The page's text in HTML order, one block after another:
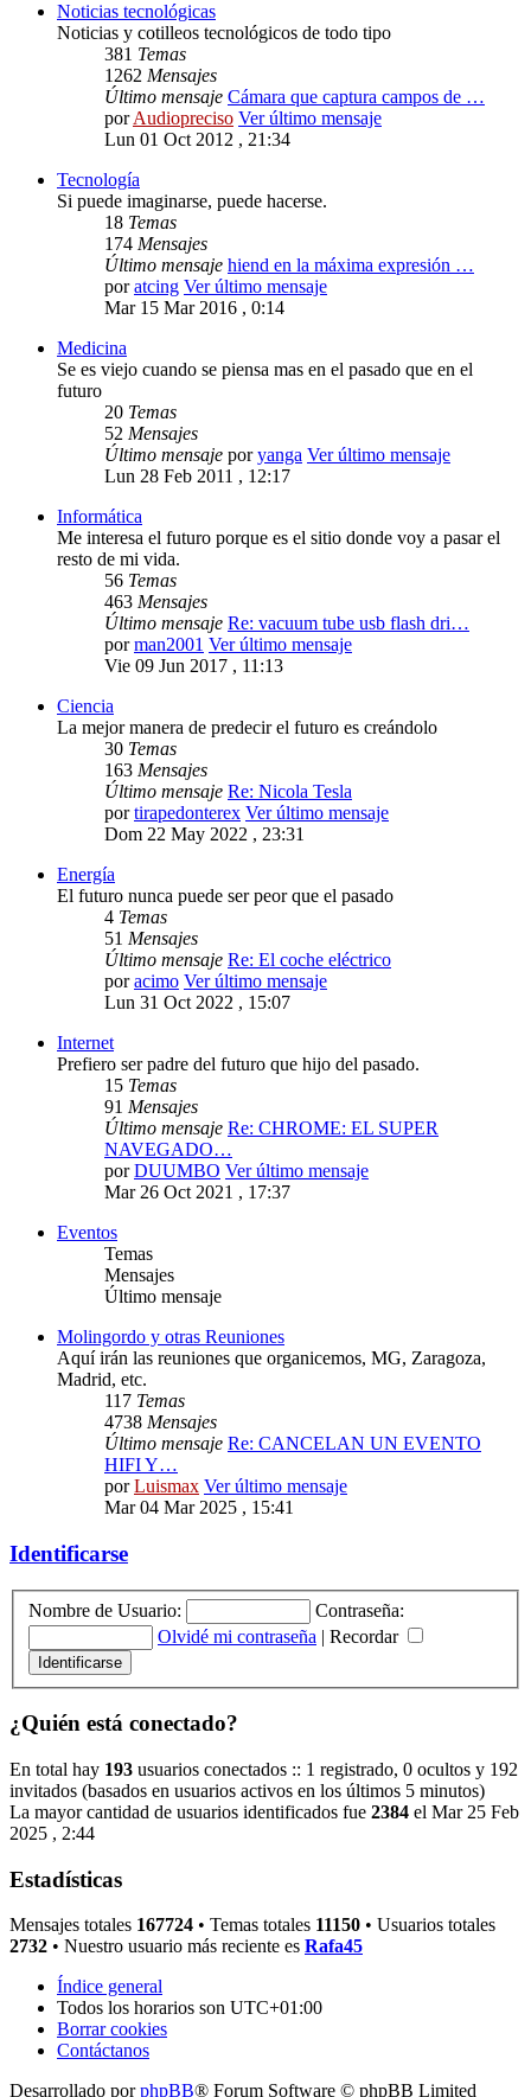
Noticias tecnológicas
Noticias y cotilleos tecnológicos de todo tipo
381 Temas
1262 Mensajes
Último mensaje Cámara que captura campos de …
porAudiopreciso Ver último mensaje
Lun 01 Oct 2012 , 21:34
Tecnología
Si puede imaginarse, puede hacerse.
18 Temas
174 Mensajes
Último mensaje hiend en la máxima expresión …
poratcing Ver último mensaje
Mar 15 Mar 2016 , 0:14
Medicina
Se es viejo cuando se piensa mas en el pasado que en el
futuro
20 Temas
52 Mensajes
Último mensaje poryanga Ver último mensaje
Lun 28 Feb 2011 , 12:17
Informática
Me interesa el futuro porque es el sitio donde voy a pasar el
resto de mi vida.
56 Temas
463 Mensajes
Último mensaje Re: vacuum tube usb flash dri…
porman2001 Ver último mensaje
Vie 09 Jun 2017 , 11:13
Ciencia
La mejor manera de predecir el futuro es creándolo
30 Temas
163 Mensajes
Último mensaje Re: Nicola Tesla
portirapedonterex Ver último mensaje
Dom 22 May 2022 , 23:31
Energía
El futuro nunca puede ser peor que el pasado
4 Temas
51 Mensajes
Último mensaje Re: El coche eléctrico
poracimo Ver último mensaje
Lun 31 Oct 2022 , 15:07
Internet
Prefiero ser padre del futuro que hijo del pasado.
15 Temas
91 Mensajes
Último mensaje Re: CHROME: EL SUPER
NAVEGADO…
porDUUMBO Ver último mensaje
Mar 26 Oct 2021 , 17:37
Eventos
Temas
Mensajes
Último mensaje
Molingordo y otras Reuniones
Aquí irán las reuniones que organicemos, MG, Zaragoza,
Madrid, etc.
117 Temas
4738 Mensajes
Último mensaje Re: CANCELAN UN EVENTO
HIFI Y…
porLuismax Ver último mensaje
Mar 04 Mar 2025 , 15:41
Identificarse
Nombre de Usuario:
Contraseña:
Olvidé mi contraseña | Recordar
¿Quién está conectado?
En total hay 193 usuarios conectados :: 1 registrado, 0 ocultos y 192
invitados (basados en usuarios activos en los últimos 5 minutos)
La mayor cantidad de usuarios identificados fue 2384 el Mar 25 Feb
2025 , 2:44
Estadísticas
Mensajes totales 167724 • Temas totales 11150 • Usuarios totales
2732 • Nuestro usuario más reciente es Rafa45
Índice general
Todos los horarios son UTC+01:00
Borrar cookies
Contáctanos
Desarrollado porphpBB® Forum Software © phpBB Limited